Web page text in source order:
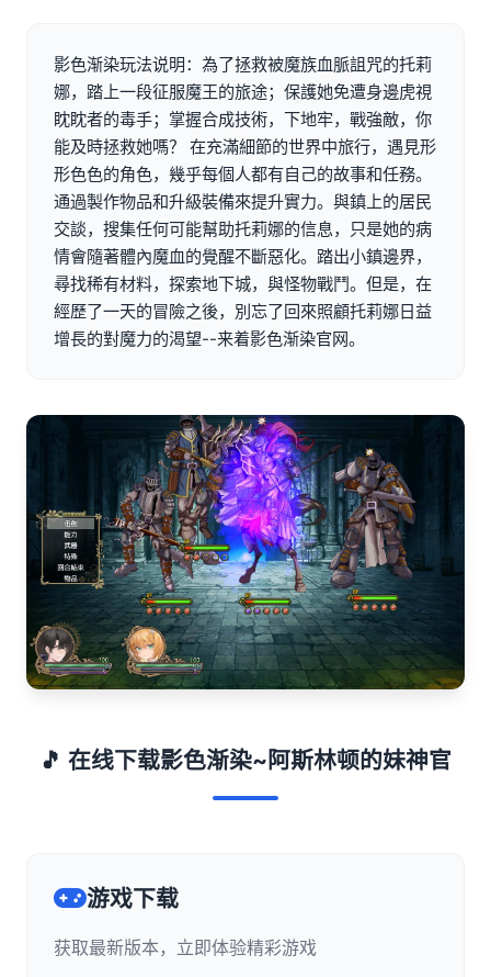
影色渐染玩法说明：為了拯救被魔族血脈詛咒的托莉
娜，踏上一段征服魔王的旅途；保護她免遭身邊虎視
眈眈者的毒手；掌握合成技術，下地牢，戰強敵，你
能及時拯救她嗎？ 在充滿細節的世界中旅行，遇見形
形色色的角色，幾乎每個人都有自己的故事和任務。
通過製作物品和升級裝備來提升實力。與鎮上的居民
交談，搜集任何可能幫助托莉娜的信息，只是她的病
情會隨著體內魔血的覺醒不斷惡化。踏出小鎮邊界，
尋找稀有材料，探索地下城，與怪物戰鬥。但是，在
經歷了一天的冒險之後，別忘了回來照顧托莉娜日益
增長的對魔力的渴望--来着影色渐染官网。
🎵 在线下载影色渐染~阿斯林顿的妹神官
游戏下载
获取最新版本，立即体验精彩游戏